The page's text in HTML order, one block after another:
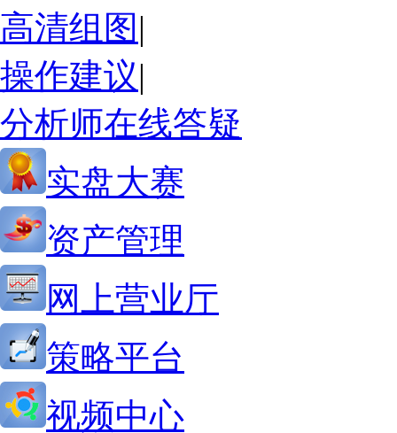
高清组图 |
操作建议|
分析师在线答疑
实盘大赛
资产管理
网上营业厅
策略平台
视频中心